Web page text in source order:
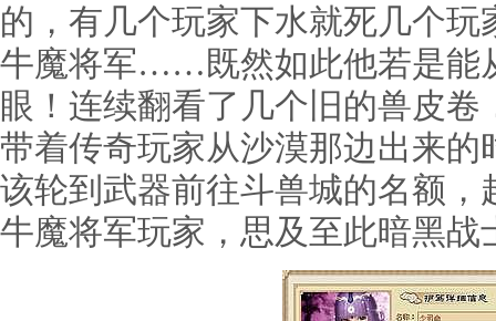
的，有几个玩家下水就死几个玩
牛魔将军……既然如此他若是能
眼！连续翻看了几个旧的兽皮
带着传奇玩家从沙漠那边出来
该轮到武器前往斗兽城的名额
牛魔将军玩家，思及至此暗黑战